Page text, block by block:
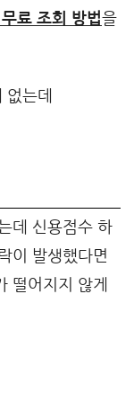
료 조회 방법을
데 신용점수 하
이 발생했다면
떨어지지 않게